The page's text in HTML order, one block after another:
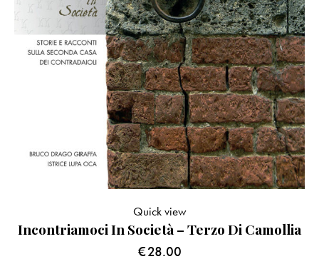
Incontriamoci In Società – Terzo Di Camollia
€28.00
Quick view